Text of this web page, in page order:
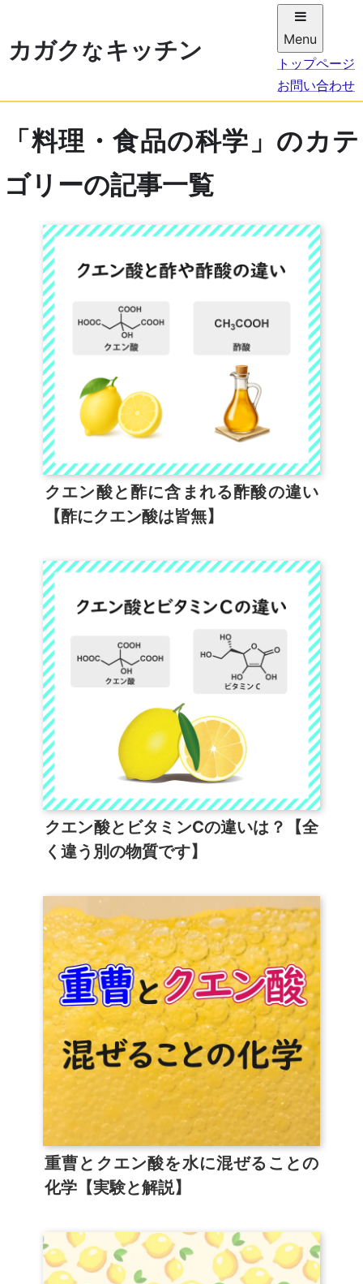
カガク な キッチン
Menu
トップページ
お問い合わせ
「料理・食品の科学」のカテ
ゴリーの記事一覧
クエン酸と酢に含まれる酢酸の違い
【酢にクエン酸は皆無】
クエン酸とビタミンCの違いは？【全
く違う別の物質です】
重曹とクエン酸を水に混ぜることの
化学【実験と解説】